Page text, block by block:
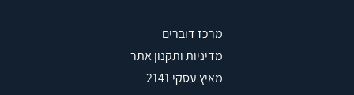
מרכז דוברים
מדיניות ותקנון אתר
מאיץ עסקי 2141